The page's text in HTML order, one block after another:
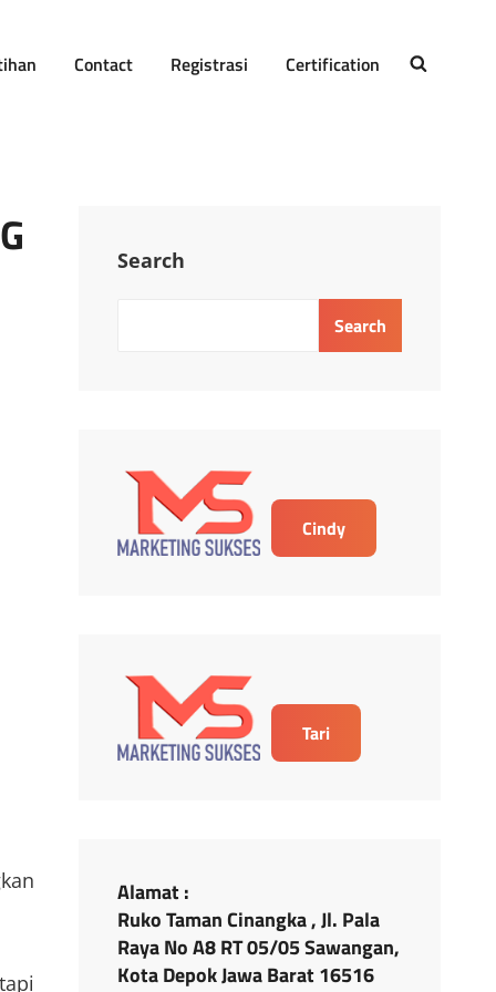
Contact Registrasi Certification
Search
Search
Cindy
Tari
Alamat :
Ruko Taman Cinangka , Jl. Pala
Raya No A8 RT 05/05 Sawangan,
Kota Depok Jawa Barat 16516